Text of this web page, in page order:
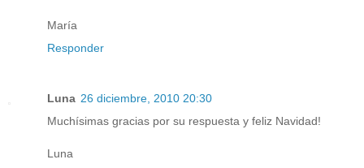
María
Responder
Luna 26 diciembre, 2010 20:30
Muchísimas gracias por su respuesta y feliz Navidad!
Luna